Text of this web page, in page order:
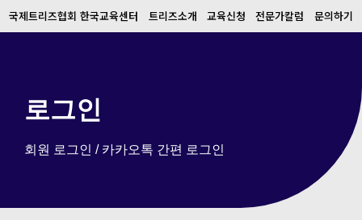
국제트리즈협회 한국교육센터 트리즈소개 교육신청 전문가칼럼 문의하기
로그인
회원 로그인 / 카카오톡 간편 로그인